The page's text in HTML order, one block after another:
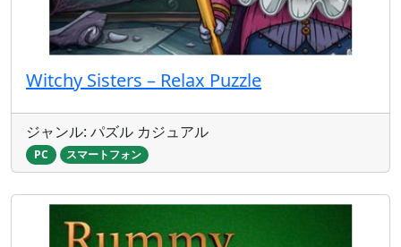
Witchy Sisters – Relax Puzzle
ジャンル: パズル カジュアル
PC スマートフォン